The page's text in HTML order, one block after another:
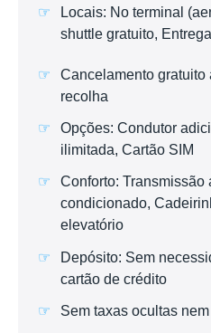
Locais: No terminal
shuttle gratuito,
Cancelamento gratuito
recolha
Opções: Condutor
ilimitada, Cartão SIM
Conforto: Transmissão
condicionado,
elevatório
Depósito: Sem
cartão de crédito
Sem taxas ocultas